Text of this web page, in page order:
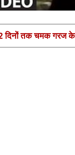
दिनों तक चमक गरज के